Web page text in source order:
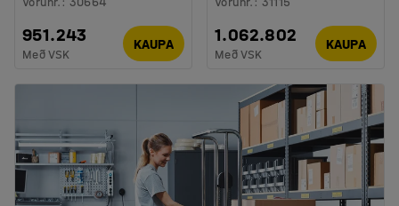
951.243
Með VSK
KAUPA 1.062.802
Með VSK
KAUPA